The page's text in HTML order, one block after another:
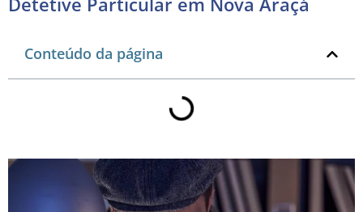
Conteúdo da página